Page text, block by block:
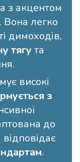
з акцентом
Вона легко
димоходів,
тягу та
високі
з
до
.